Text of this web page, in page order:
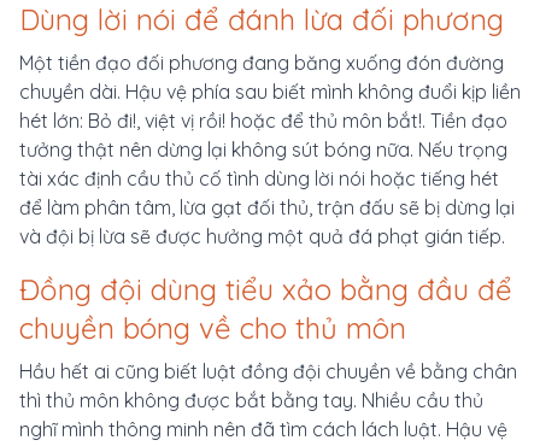
Dùng lời nói để đánh lừa đối phương
Một tiền đạo đối phương đang băng xuống đón đường
chuyền dài. Hậu vệ phía sau biết mình không đuổi kịp liền
hét lớn: Bỏ đi!, việt vị rồi! hoặc để thủ môn bắt!. Tiền đạo
tưởng thật nên dừng lại không sút bóng nữa. Nếu trọng
tài xác định cầu thủ cố tình dùng lời nói hoặc tiếng hét
để làm phân tâm, lừa gạt đối thủ, trận đấu sẽ bị dừng lại
và đội bị lừa sẽ được hưởng một quả đá phạt gián tiếp.
Đồng đội dùng tiểu xảo bằng đầu để
chuyền bóng về cho thủ môn
Hầu hết ai cũng biết luật đồng đội chuyền về bằng chân
thì thủ môn không được bắt bằng tay. Nhiều cầu thủ
nghĩ mình thông minh nên đã tìm cách lách luật. Hậu vệ